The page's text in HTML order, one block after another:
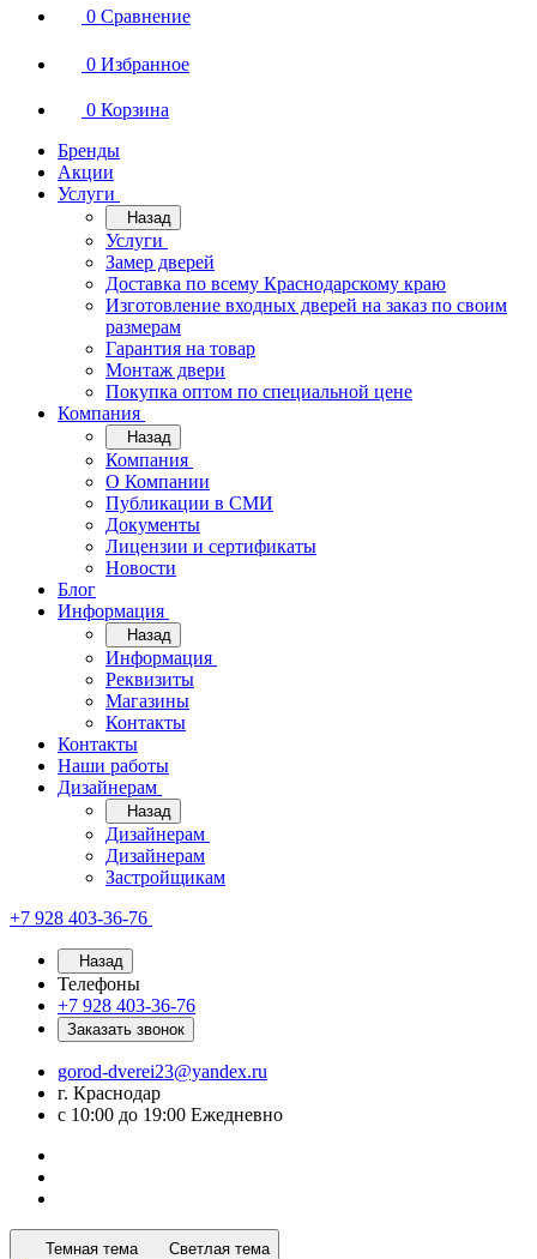
0 Сравнение
0 Избранное
0 Корзина
Бренды
Акции
Услуги
Назад
Услуги
Замер дверей
Доставка по всему Краснодарскому краю
Изготовление входных дверей на заказ по своим
размерам
Гарантия на товар
Монтаж двери
Покупка оптом по специальной цене
Компания
Назад
Компания
О Компании
Публикации в СМИ
Документы
Лицензии и сертификаты
Новости
Блог
Информация
Назад
Информация
Реквизиты
Магазины
Контакты
Контакты
Наши работы
Дизайнерам
Назад
Дизайнерам
Дизайнерам
Застройщикам
+7 928 403-36-76
Назад
Телефоны
+7 928 403-36-76
Заказать звонок
gorod-dverei23@yandex.ru
г. Краснодар
с 10:00 до 19:00 Ежедневно
Темная тема Светлая тема